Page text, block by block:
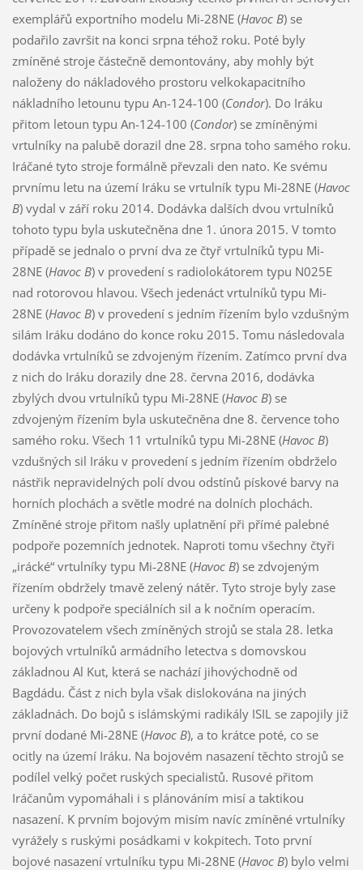
exemplářů exportního modelu Mi-28NE (Havoc B) se
podařilo završit na konci srpna téhož roku. Poté byly
zmíněné stroje částečně demontovány, aby mohly být
naloženy do nákladového prostoru velkokapacitního
nákladního letounu typu An-124-100 (Condor). Do Iráku
přitom letoun typu An-124-100 (Condor) se zmíněnými
vrtulníky na palubě dorazil dne 28. srpna toho samého roku.
Iráčané tyto stroje formálně převzali den nato. Ke svému
prvnímu letu na území Iráku se vrtulník typu Mi-28NE (Havoc
B) vydal v září roku 2014. Dodávka dalších dvou vrtulníků
tohoto typu byla uskutečněna dne 1. února 2015. V tomto
případě se jednalo o první dva ze čtyř vrtulníků typu Mi-
28NE (Havoc B) v provedení s radiolokátorem typu N025E
nad rotorovou hlavou. Všech jedenáct vrtulníků typu Mi-
28NE (Havoc B) v provedení s jedním řízením bylo vzdušným
silám Iráku dodáno do konce roku 2015. Tomu následovala
dodávka vrtulníků se zdvojeným řízením. Zatímco první dva
z nich do Iráku dorazily dne 28. června 2016, dodávka
zbylých dvou vrtulníků typu Mi-28NE (Havoc B) se
zdvojeným řízením byla uskutečněna dne 8. července toho
samého roku. Všech 11 vrtulníků typu Mi-28NE (Havoc B)
vzdušných sil Iráku v provedení s jedním řízením obdrželo
nástřik nepravidelných polí dvou odstínů pískové barvy na
horních plochách a světle modré na dolních plochách.
Zmíněné stroje přitom našly uplatnění při přímé palebné
podpoře pozemních jednotek. Naproti tomu všechny čtyři
„irácké“ vrtulníky typu Mi-28NE (Havoc B) se zdvojeným
řízením obdržely tmavě zelený nátěr. Tyto stroje byly zase
určeny k podpoře speciálních sil a k nočním operacím.
Provozovatelem všech zmíněných strojů se stala 28. letka
bojových vrtulníků armádního letectva s domovskou
základnou Al Kut, která se nachází jihovýchodně od
Bagdádu. Část z nich byla však dislokována na jiných
základnách. Do bojů s islámskými radikály ISIL se zapojily již
první dodané Mi-28NE (Havoc B), a to krátce poté, co se
ocitly na území Iráku. Na bojovém nasazení těchto strojů se
podílel velký počet ruských specialistů. Rusové přitom
Iráčanům vypomáhali i s plánováním misí a taktikou
nasazení. K prvním bojovým misím navíc zmíněné vrtulníky
vyrážely s ruskými posádkami v kokpitech. Toto první
bojové nasazení vrtulníku typu Mi-28NE (Havoc B) bylo velmi